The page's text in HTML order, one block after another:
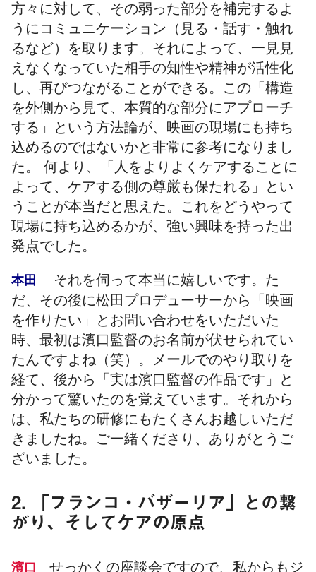
方々に対して、その弱った部分を補完するよ
うにコミュニケーション（見る・話す・触れ
るなど）を取ります。それによって、一見見
えなくなっていた相手の知性や精神が活性化
し、再びつながることができる。この「構造
を外側から見て、本質的な部分にアプローチ
する」という方法論が、映画の現場にも持ち
込めるのではないかと非常に参考になりまし
た。 何より、「人をよりよくケアすることに
よって、ケアする側の尊厳も保たれる」とい
うことが本当だと思えた。これをどうやって
現場に持ち込めるかが、強い興味を持った出
発点でした。
本田
それを伺って本当に嬉しいです。た
だ、その後に松田プロデューサーから「映画
を作りたい」とお問い合わせをいただいた
時、最初は濱口監督のお名前が伏せられてい
たんですよね（笑）。メールでのやり取りを
経て、後から「実は濱口監督の作品です」と
分かって驚いたのを覚えています。それから
は、私たちの研修にもたくさんお越しいただ
きましたね。ご一緒くださり、ありがとうご
ざいました。
2. 「フランコ・バザーリア」との繋
がり、そしてケアの原点
濱口せっかくの座談会ですので、私からもジ